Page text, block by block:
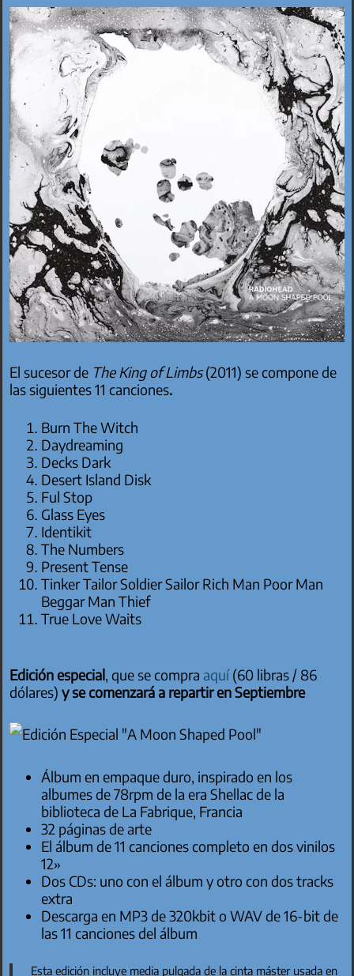
El sucesor de The King of Limbs(2011) se compone de
las siguientes 11 canciones.
Burn The Witch
Daydreaming
Decks Dark
Desert Island Disk
Ful Stop
Glass Eyes
Identikit
The Numbers
Present Tense
Tinker Tailor Soldier Sailor Rich Man Poor Man
Beggar Man Thief
True Love Waits
Edición especial , que se compra aquí(60 libras / 86
dólares)y se comenzará a repartir en Septiembre
Álbum en empaque duro, inspirado en los
albumes de 78rpm de la era Shellac de la
biblioteca de La Fabrique, Francia
32 páginas de arte
El álbum de 11 canciones completo en dos vinilos
12»
Dos CDs: uno con el álbum y otro con dos tracks
extra
Descarga en MP3 de 320kbit o WAV de 16-bit de
las 11 canciones del álbum
Esta edición incluye media pulgada de la cinta máster usada en